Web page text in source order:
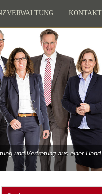
KONTAKT
und Vertretung aus einer Hand